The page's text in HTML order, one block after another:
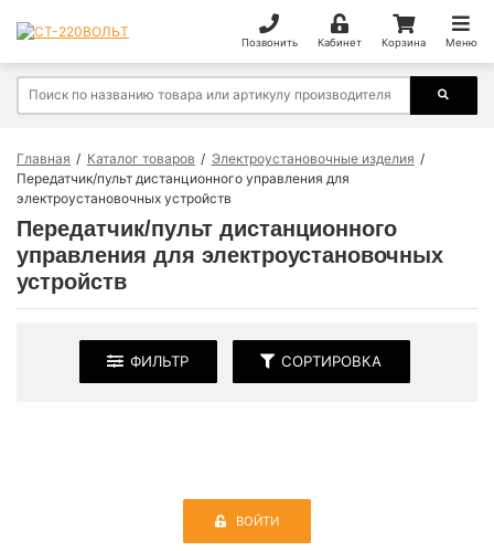
Позвонить Кабинет Корзина Меню
Главная Каталог товаров
Электроустановочные изделия
Передатчик/пульт дистанционного управления для
электроустановочных устройств
Передатчик/пульт дистанционного
управления для электроустановочных
устройств
ФИЛЬТР СОРТИРОВКА
ВОЙТИ